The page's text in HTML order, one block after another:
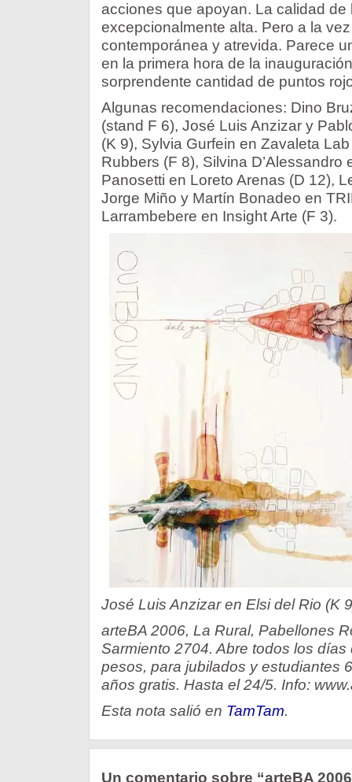
acciones que apoyan. La calidad
excepcionalmente alta. Pero a la
contemporánea y atrevida. Parece
en la primera hora de la
sorprendente cantidad de puntos
Algunas recomendaciones: Dino
(stand F 6), José Luis Anzizar y
(K 9), Sylvia Gurfein en Zavaleta
Rubbers (F 8), Silvina D’Alessandro
Panosetti en Loreto Arenas (D 12),
Jorge Miño y Martín Bonadeo en
Larrambebere en Insight Arte (F 3).
José Luis Anzizar en Elsi del Rio (K
arteBA 2006, La Rural, Pabellones
Sarmiento 2704. Abre todos los
pesos, para jubilados y estudiantes
años gratis. Hasta el 24/5. Info:
Esta nota salió en TamTam.
Un comentario sobre “arteBA